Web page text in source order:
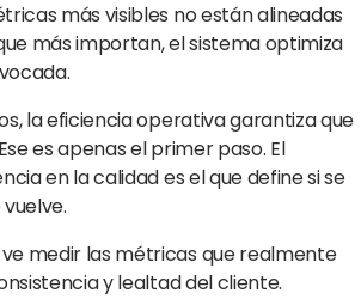
más visibles no están alineadas
más importan, el sistema optimiza
la eficiencia operativa garantiza que
es apenas el primer paso. El
en la calidad es el que define si se
medir las métricas que realmente
y lealtad del cliente.